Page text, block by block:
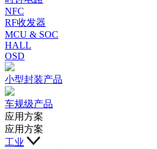
NFC
RF收发器
MCU & SOC
HALL
OSD
小型封装产品
车规级产品
应用方案
应用方案
工业